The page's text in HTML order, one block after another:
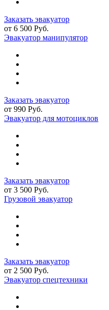
Заказать эвакуатор
от 6 500 Руб.
Эвакуатор манипулятор
Заказать эвакуатор
от 990 Руб.
Эвакуатор для мотоциклов
Заказать эвакуатор
от 3 500 Руб.
Грузовой эвакуатор
Заказать эвакуатор
от 2 500 Руб.
Эвакуатор спецтехники